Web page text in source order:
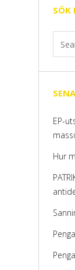
SÖK
EP-
Hur